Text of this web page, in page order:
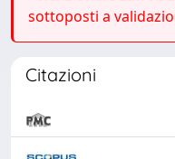
sottoposti a
Citazioni